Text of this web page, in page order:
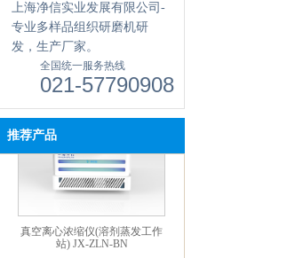
上海净信实业发展有限公司-
专业多样品组织研磨机研
发，生产厂家。
全国统一服务热线
021-57790908
推荐产品
触屏款真空离心浓缩仪 JX-
ZLN-AL